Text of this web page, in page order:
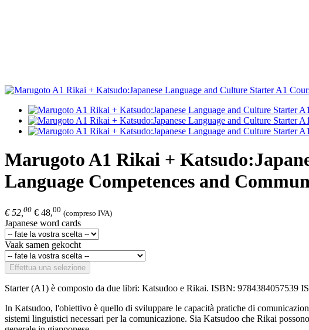
Marugoto A1 Rikai +
Language Competences and
€ 52, 00 € 48,00 (compreso IVA)
Japanese word cards
Vaak samen gekocht
Effettua una selezione
Starter (A1) è composto da due libri: Katsudoo e Rikai. ISBN: 9784384057539
In Katsudoo, l'obiettivo è quello di sviluppare le capacità pratiche di
sistemi linguistici necessari per la comunicazione. Sia Katsudoo che Rikai